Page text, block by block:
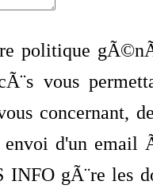
politique
vous
concernant,
envoi d'un
gÃ¨re les